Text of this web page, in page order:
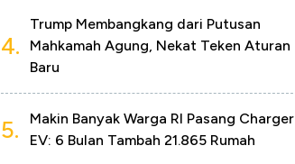
4.
Trump Membangkang dari Putusan
Mahkamah Agung, Nekat Teken Aturan
Baru
5.
Makin Banyak Warga RI Pasang Charger
EV: 6 Bulan Tambah 21.865 Rumah